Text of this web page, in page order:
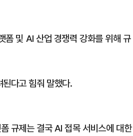
폼 및 AI 산업 경쟁력 강화를 위해 규
다고 힘줘 말했다.
규제는 결국 AI 접목 서비스에 대한